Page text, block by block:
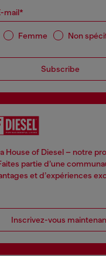
mail*
Femme Non
Subscribe
House of Diesel – notre
partie d’une
et d’expériences
Inscrivez-vous